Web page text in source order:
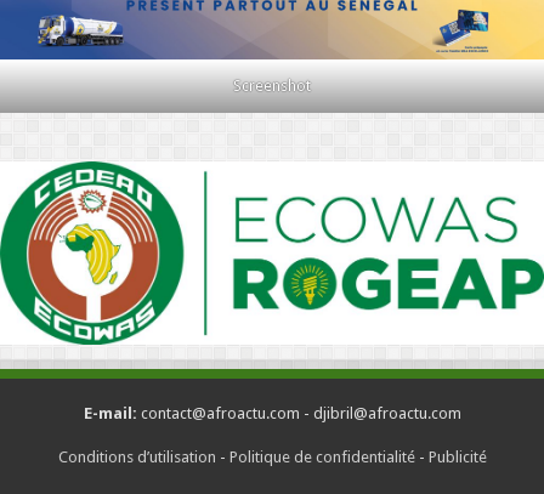
Screenshot
E-mail: contact@afroactu.com - djibril@afroactu.com
Conditions d’utilisation - Politique de confidentialité- Publicité